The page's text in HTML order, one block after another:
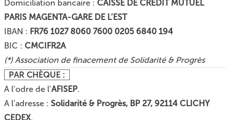
Domiciliation bancaire : CAISSE DE CREDIT MUTUEL
PARIS MAGENTA-GARE DE L’EST
IBAN : FR76 1027 8060 7600 0205 6840 194
BIC : CMCIFR2A
(*) Association de finacement de Solidarité & Progrès
PAR CHÈQUE :
A l’odre de l’AFISEP.
A l’adresse : Solidarité & Progrès, BP 27, 92114 CLICHY
CEDEX.